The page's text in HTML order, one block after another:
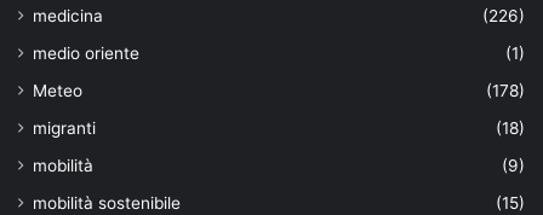
medicina
(226)
medio oriente
(1)
Meteo
(178)
migranti
(18)
mobilità
(9)
mobilità sostenibile
(15)